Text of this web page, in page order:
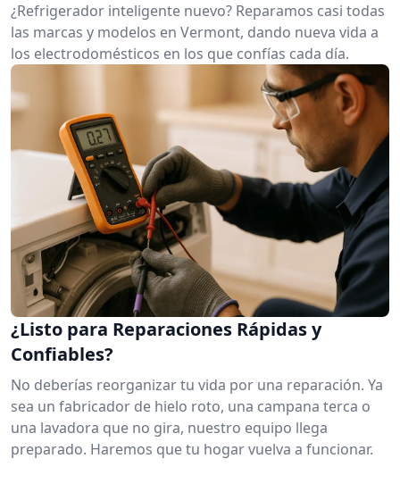
¿Refrigerador inteligente nuevo? Reparamos casi todas
las marcas y modelos en Vermont, dando nueva vida a
los electrodomésticos en los que confías cada día.
¿Listo para Reparaciones Rápidas y
Confiables?
No deberías reorganizar tu vida por una reparación. Ya
sea un fabricador de hielo roto, una campana terca o
una lavadora que no gira, nuestro equipo llega
preparado. Haremos que tu hogar vuelva a funcionar.